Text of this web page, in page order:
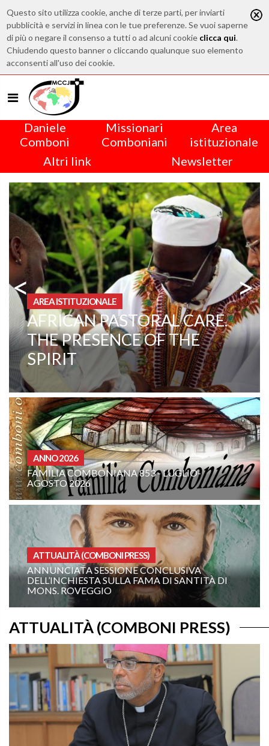
Questo sito utilizza cookie, anche di terze parti, per inviarti
pubblicità e servizi in linea con le tue preferenze. Se vuoi saperne
di più o negare il consenso a tutti o ad alcuni cookie clicca qui.
Chiudendo questo banner o cliccando qualunque suo elemento
acconsenti all'uso dei cookie.
Daniele
Comboni
Missionari
Comboniani
Area
istituzionale
Altri link
Newsletter
< AREA ISTITUZIONALE
MISSIONE AD ARAUCA,
COLOMBIA – «FACCIAMO
DI LA ESMERALDA LA
TERRA DELLA VERGINE»
>
- LUGLIO-
CURIA - (NOTIZIE-NEWS)
INTENZIONE DI PREGHIERA
COMBONIANA: AGOSTO
DI SANTITÀ DI
OMELIE ANNO A
XIX DOMENICA DEL
ANNO A: “COMANDAMI DI
TE!”
ATTUALITÀ (COMBONI PRESS)